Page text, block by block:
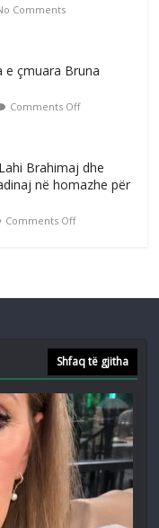
Comments
e çmuara Bruna
Comments Off
Brahimaj dhe
në homazhe për
Comments Off
Shfaq të gjitha